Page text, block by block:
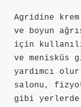
Agridine
ve boyun
için
ve menisküs
yardımcı
salonu,
gibi yerlerde